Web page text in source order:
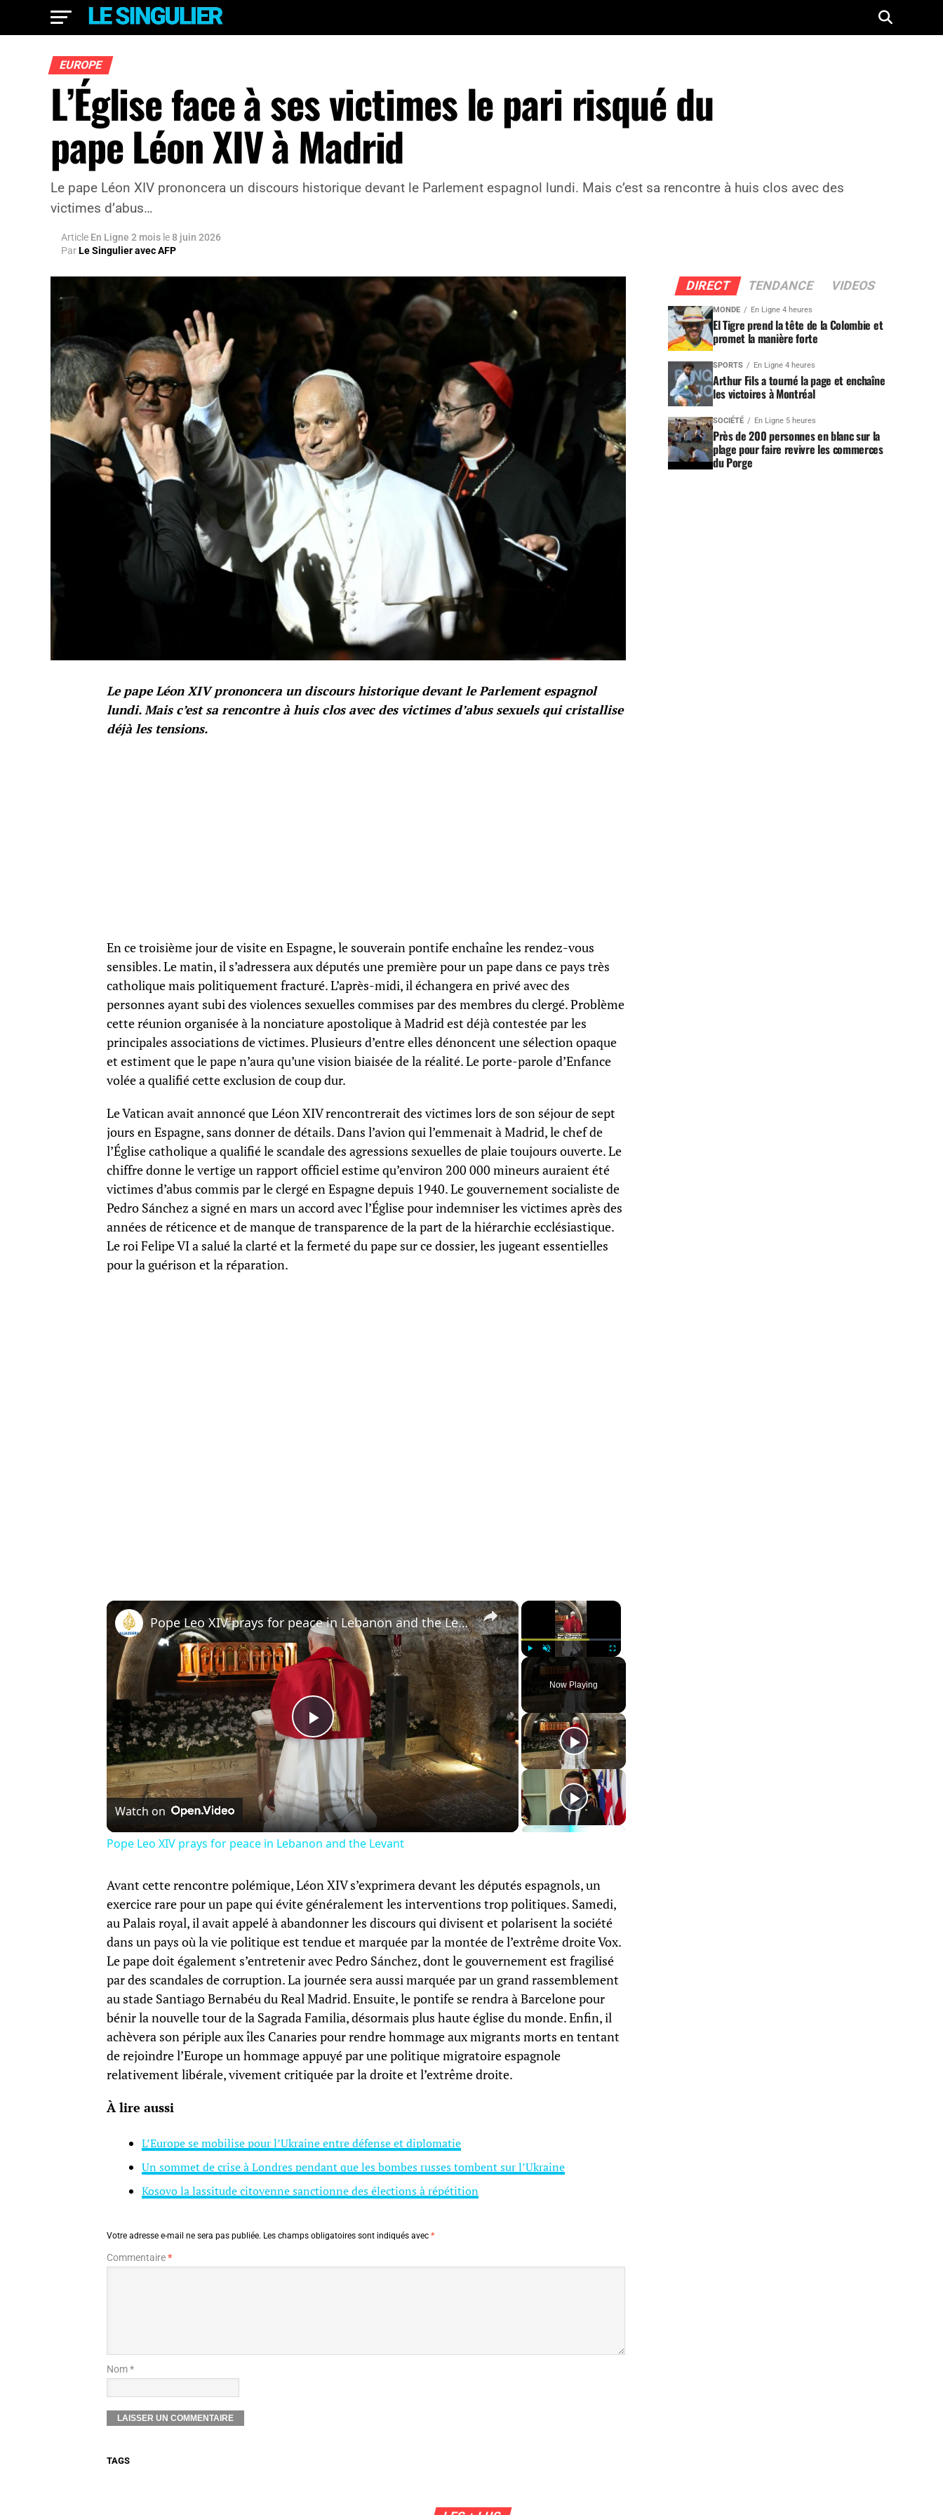
EUROPE
L’Église face à ses victimes le pari risqué du
pape Léon XIV à Madrid
Le pape Léon XIV prononcera un discours historique devant le Parlement espagnol lundi. Mais c’est sa rencontre à huis clos avec des
victimes d’abus…
Article En Ligne 2 mois le8 juin 2026
ParLe Singulier avec AFP
Le pape Léon XIV prononcera un discours historique devant le Parlement espagnol
lundi. Mais c’est sa rencontre à huis clos avec des victimes d’abus sexuels qui cristallise
déjà les tensions.
En ce troisième jour de visite en Espagne, le souverain pontife enchaîne les rendez-vous
sensibles. Le matin, il s’adressera aux députés une première pour un pape dans ce pays très
catholique mais politiquement fracturé. L’après-midi, il échangera en privé avec des
personnes ayant subi des violences sexuelles commises par des membres du clergé. Problème
cette réunion organisée à la nonciature apostolique à Madrid est déjà contestée par les
principales associations de victimes. Plusieurs d’entre elles dénoncent une sélection opaque
et estiment que le pape n’aura qu’une vision biaisée de la réalité. Le porte-parole d’Enfance
volée a qualifié cette exclusion de coup dur.
Le Vatican avait annoncé que Léon XIV rencontrerait des victimes lors de son séjour de sept
jours en Espagne, sans donner de détails. Dans l’avion qui l’emmenait à Madrid, le chef de
l’Église catholique a qualifié le scandale des agressions sexuelles de plaie toujours ouverte. Le
chiffre donne le vertige un rapport officiel estime qu’environ 200 000 mineurs auraient été
victimes d’abus commis par le clergé en Espagne depuis 1940. Le gouvernement socialiste de
Pedro Sánchez a signé en mars un accord avec l’Église pour indemniser les victimes après des
années de réticence et de manque de transparence de la part de la hiérarchie ecclésiastique.
Le roi Felipe VI a salué la clarté et la fermeté du pape sur ce dossier, les jugeant essentielles
pour la guérison et la réparation.
×
Unmute Fullscreen
Now Playing
×
Play
Video
Pope Leo XIV prays for peace in Lebanon and the Levant
Watch on
Pope Leo XIV prays for peace in Lebanon and the Levant
Avant cette rencontre polémique, Léon XIV s’exprimera devant les députés espagnols, un
exercice rare pour un pape qui évite généralement les interventions trop politiques. Samedi,
au Palais royal, il avait appelé à abandonner les discours qui divisent et polarisent la société
dans un pays où la vie politique est tendue et marquée par la montée de l’extrême droite Vox.
Le pape doit également s’entretenir avec Pedro Sánchez, dont le gouvernement est fragilisé
par des scandales de corruption. La journée sera aussi marquée par un grand rassemblement
au stade Santiago Bernabéu du Real Madrid. Ensuite, le pontife se rendra à Barcelone pour
bénir la nouvelle tour de la Sagrada Familia, désormais plus haute église du monde. Enfin, il
achèvera son périple aux îles Canaries pour rendre hommage aux migrants morts en tentant
de rejoindre l’Europe un hommage appuyé par une politique migratoire espagnole
relativement libérale, vivement critiquée par la droite et l’extrême droite.
À lire aussi
L’Europe se mobilise pour l’Ukraine entre défense et diplomatie
Un sommet de crise à Londres pendant que les bombes russes tombent sur l’Ukraine
Kosovo la lassitude citoyenne sanctionne des élections à répétition
Votre adresse e-mail ne sera pas publiée. Les champs obligatoires sont indiqués avec *
Commentaire*
Nom *
TAGS
DIRECT TENDANCE VIDEOS
MONDE En Ligne 4 heures
El Tigre prend la tête de la Colombie et
promet la manière forte
SPORTS En Ligne 4 heures
Arthur Fils a tourné la page et enchaîne
les victoires à Montréal
SOCIÉTÉ En Ligne 5 heures
Près de 200 personnes en blanc sur la
plage pour faire revivre les commerces
du Porge